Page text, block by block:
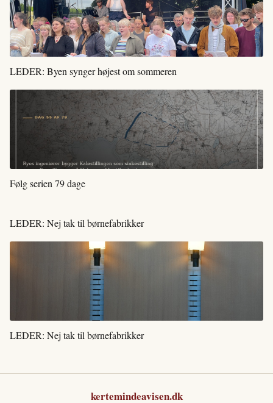
LEDER: Byen synger højest om sommeren
Følg serien 79 dage
LEDER: Nej tak til børnefabrikker
LEDER: Nej tak til børnefabrikker
kertemindeavisen.dk